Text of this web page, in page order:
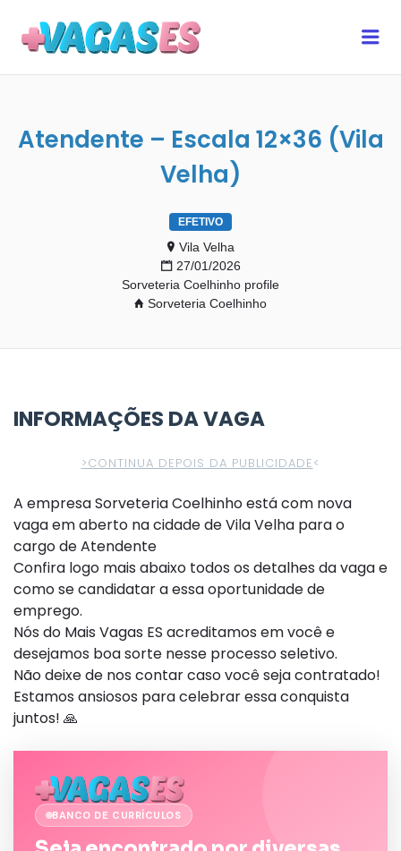
Atendente – Escala 12×36 (Vila
Velha)
EFETIVO
Vila Velha
27/01/2026
Sorveteria Coelhinho profile
Sorveteria Coelhinho
INFORMAÇÕES DA VAGA
>CONTINUA DEPOIS DA PUBLICIDADE<
A empresa Sorveteria Coelhinho está com nova
vaga em aberto na cidade de Vila Velha para o
cargo de Atendente
Confira logo mais abaixo todos os detalhes da vaga e
como se candidatar a essa oportunidade de
emprego.
Nós do Mais Vagas ES acreditamos em você e
desejamos boa sorte nesse processo seletivo.
Não deixe de nos contar caso você seja contratado!
Estamos ansiosos para celebrar essa conquista
juntos! 🙏
BANCO DE CURRÍCULOS